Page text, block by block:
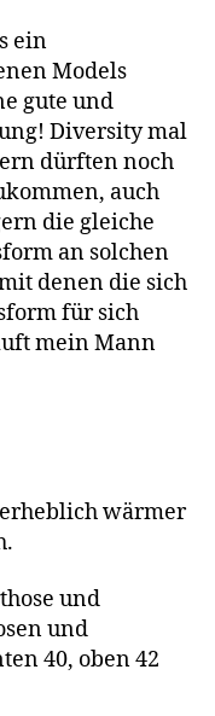
ein
Models
gute und
Diversity mal
dürften noch
auch
die gleiche
an solchen
denen die sich
für sich
mein Mann
wärmer
und
und
40, oben 42